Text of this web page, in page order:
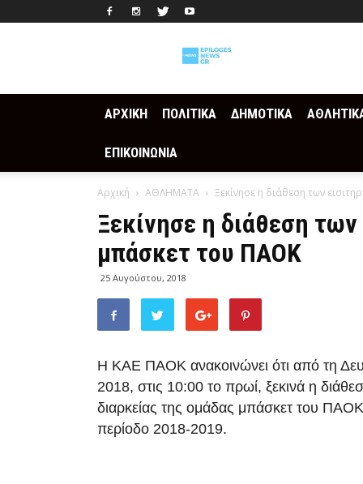
ΑΡΧΙΚΗ ΠΟΛΙΤΙΚΑ ΔΗΜΟΤΙΚΑ
ΕΠΙΚΟΙΝΩΝΙΑ
Αρχική ΑΘΛΗΜΑΤΑ Ξεκίνησε η διάθεση των
Ξεκίνησε η διάθεση των
μπάσκετ του ΠΑΟΚ
25 Αυγούστου, 2018
Η ΚΑΕ ΠΑΟΚ ανακοινώνει ότι από τη
2018, στις 10:00 το πρωί, ξεκινά η
διαρκείας της ομάδας μπάσκετ του ΠΑΟΚ
περίοδο 2018-2019.